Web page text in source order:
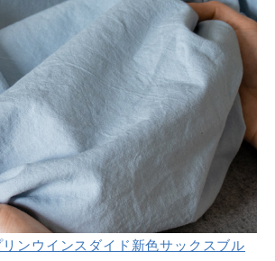
ンウインスダイド新色サックスブル